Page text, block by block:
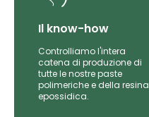
Il know-how
Controlliamo l'intera
catena di produzione di
tutte le nostre paste
polimeriche e della resina
epossidica.